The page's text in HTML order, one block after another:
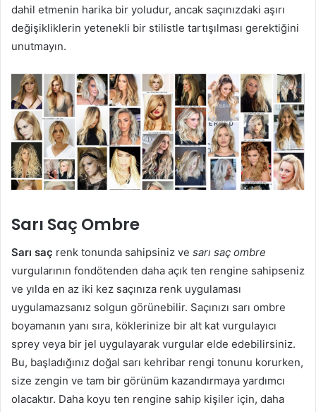
dahil etmenin harika bir yoludur, ancak saçınızdaki aşırı
değişikliklerin yetenekli bir stilistle tartışılması gerektiğini
unutmayın.
Sarı Saç Ombre
Sarı saç renk tonunda sahipsiniz ve sarı saç ombre
vurgularının fondötenden daha açık ten rengine sahipseniz
ve yılda en az iki kez saçınıza renk uygulaması
uygulamazsanız solgun görünebilir. Saçınızı sarı ombre
boyamanın yanı sıra, köklerinize bir alt kat vurgulayıcı
sprey veya bir jel uygulayarak vurgular elde edebilirsiniz.
Bu, başladığınız doğal sarı kehribar rengi tonunu korurken,
size zengin ve tam bir görünüm kazandırmaya yardımcı
olacaktır. Daha koyu ten rengine sahip kişiler için, daha